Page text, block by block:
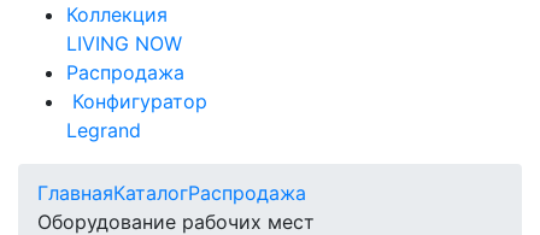
Коллекция
LIVING NOW
Распродажа
Конфигуратор
Legrand
ГлавнаяКаталогРаспродажа
Оборудование рабочих мест